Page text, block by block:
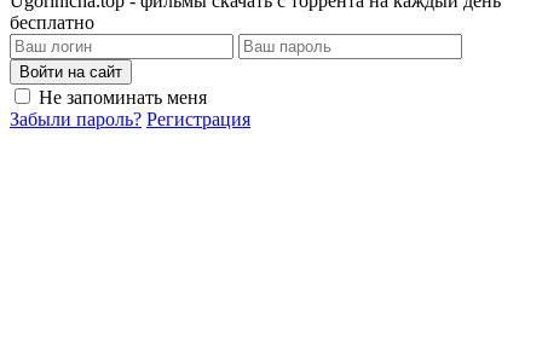
бесплатно
Войти на сайт
Не запоминать меня
Забыли пароль? Регистрация